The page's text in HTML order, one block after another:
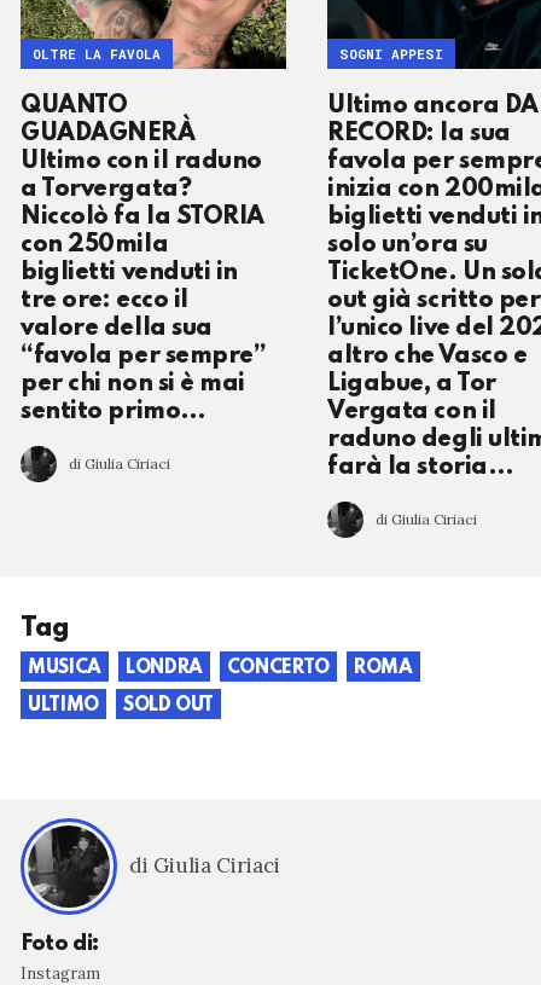
QUANTO
GUADAGNERÀ
Ultimo con il raduno
a Torvergata?
Niccolò fa la STORIA
con 250mila
biglietti venduti in
tre ore: ecco il
valore della sua
“favola per sempre”
per chi non si è mai
sentito primo…
di Giulia Ciriaci
OLTRE LA FAVOLA
Ultimo ancora DA
RECORD: la sua
favola per
inizia con
biglietti venduti
solo un’ora su
TicketOne. Un
out già scritto per
l’unico live del
altro che Vasco e
Ligabue, a Tor
Vergata con il
raduno degli
farà la storia…
di Giulia Ciriaci
SOGNI APPESI
Tag
MUSICA LONDRA CONCERTO
ROMA
ULTIMO
SOLD OUT
di Giulia Ciriaci
Foto di:
Instagram